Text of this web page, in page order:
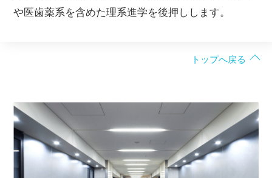
や医歯薬系を含めた理系進学を後押しします。
トップへ戻る